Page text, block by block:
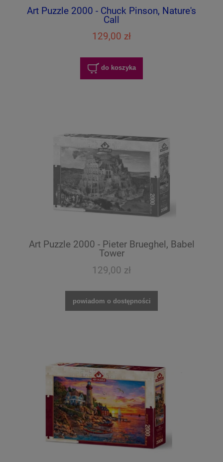
Art Puzzle 2000 - Chuck Pinson, Nature's
Call
129,00 zł
do koszyka
Art Puzzle 2000 - Pieter Brueghel, Babel
Tower
129,00 zł
powiadom o dostępności